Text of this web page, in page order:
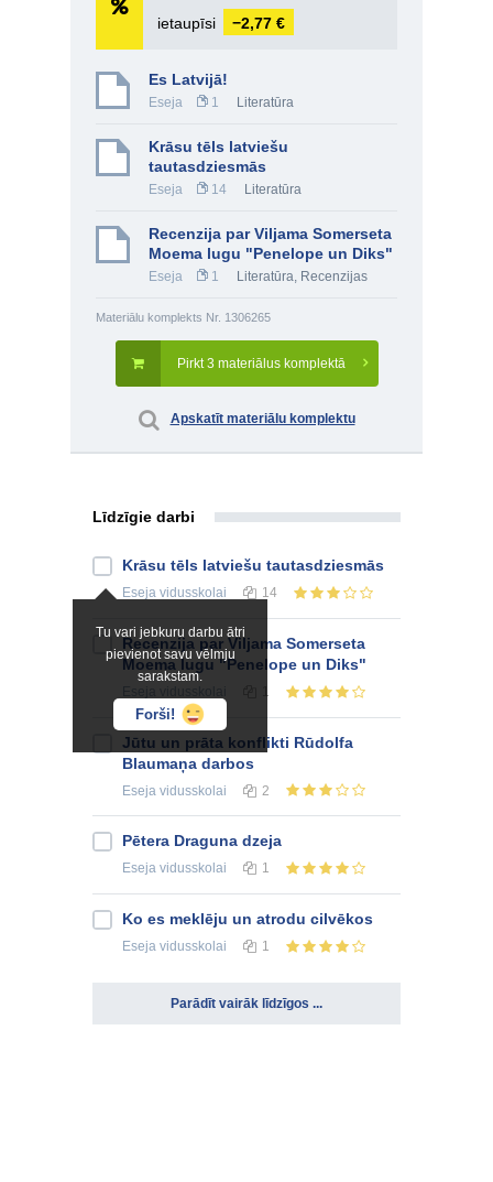
ietaupīsi
−2,77 €
Es Latvijā!
Eseja 1 Literatūra
Krāsu tēls latviešu
tautasdziesmās
Eseja 14 Literatūra
Recenzija par Viljama Somerseta
Moema lugu "Penelope un Diks"
Eseja 1 Literatūra, Recenzijas
Materiālu komplekts Nr. 1306265
Pirkt 3 materiālus komplektā
Apskatīt materiālu komplektu
Līdzīgie darbi
Tu vari jebkuru darbu ātri
pievienot savu vēlmju
sarakstam.
Forši!
Krāsu tēls latviešu tautasdziesmās
Eseja vidusskolai 14
Recenzija par Viljama Somerseta
Moema lugu "Penelope un Diks"
1
Jūtu un prāta konflikti Rūdolfa
Blaumaņa darbos
Eseja vidusskolai 2
Pētera Draguna dzeja
Eseja vidusskolai 1
Ko es meklēju un atrodu cilvēkos
Eseja vidusskolai 1
Parādīt vairāk līdzīgos ...